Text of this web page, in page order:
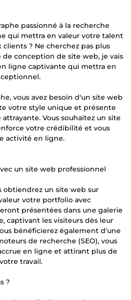
passionné à la recherche
qui mettra en valeur votre talent
? Ne cherchez pas plus
de conception de site web, je vais
ligne captivante qui mettra en
vous avez besoin d'un site web
votre style unique et présente
Vous souhaitez un site
votre crédibilité et vous
activité en ligne.
un site web professionnel
obtiendrez un site web sur
votre portfolio avec
présentées dans une galerie
captivant les visiteurs dès leur
bénéficierez également d'une
de recherche (SEO), vous
en ligne et attirant plus de
travail.
?